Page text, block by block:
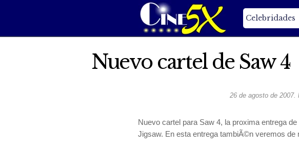
Celebridades
Nuevo cartel de Saw 4
26 de agosto de 2007.
Nuevo cartel para Saw 4, la proxima entrega
Jigsaw. En esta entrega tambiÃ©n veremos de